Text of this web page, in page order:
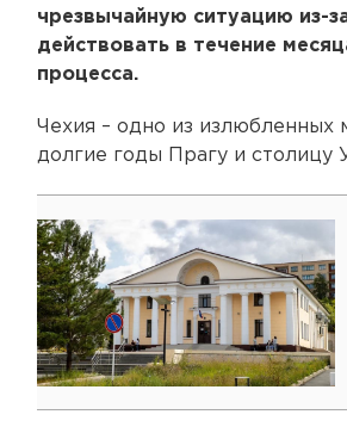
чрезвычайную ситуацию из-
действовать в течение
процесса.
Чехия – одно из излюбленных
долгие годы Прагу и столицу